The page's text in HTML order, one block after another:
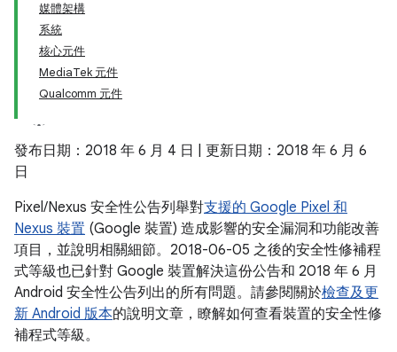
媒體架構
系統
核心元件
MediaTek 元件
Qualcomm 元件
發布日期：2018 年 6 月 4 日 | 更新日期：2018 年 6 月 6
日
Pixel/Nexus 安全性公告列舉對支援的 Google Pixel 和
Nexus 裝置 (Google 裝置) 造成影響的安全漏洞和功能改善
項目，並說明相關細節。2018-06-05 之後的安全性修補程
式等級也已針對 Google 裝置解決這份公告和 2018 年 6 月
Android 安全性公告列出的所有問題。請參閱關於檢查及更
新 Android 版本的說明文章，瞭解如何查看裝置的安全性修
補程式等級。